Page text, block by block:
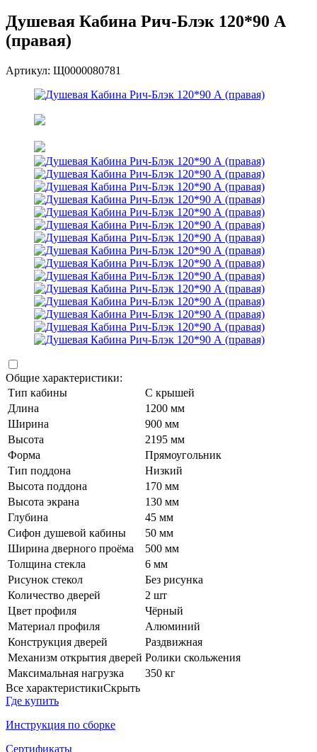
Душевая Кабина Рич-Блэк 120*90 А
(правая)
Артикул: Щ0000080781
Общие характеристики:
Тип кабины
С крышей
Длина
1200 мм
Ширина
900 мм
Высота
2195 мм
Форма
Прямоугольник
Тип поддона
Низкий
Высота поддона
170 мм
Высота экрана
130 мм
Глубина
45 мм
Сифон душевой кабины
50 мм
Ширина дверного проёма
500 мм
Толщина стекла
6 мм
Рисунок стекол
Без рисунка
Количество дверей
2 шт
Цвет профиля
Чёрный
Материал профиля
Алюминий
Конструкция дверей
Раздвижная
Механизм открытия дверей Ролики скольжения
Максимальная нагрузка
350 кг
Все характеристикиСкрыть
Где купить
Инструкция по сборке
Сертификаты